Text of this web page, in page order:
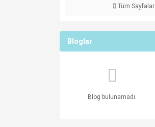
Tüm Sayfalar
Bloglar
Blog bulunamadı.